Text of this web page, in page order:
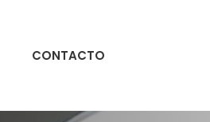
CONTACTO